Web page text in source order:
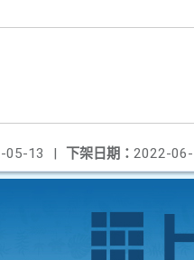
下架日期： 2022-
05-13 |